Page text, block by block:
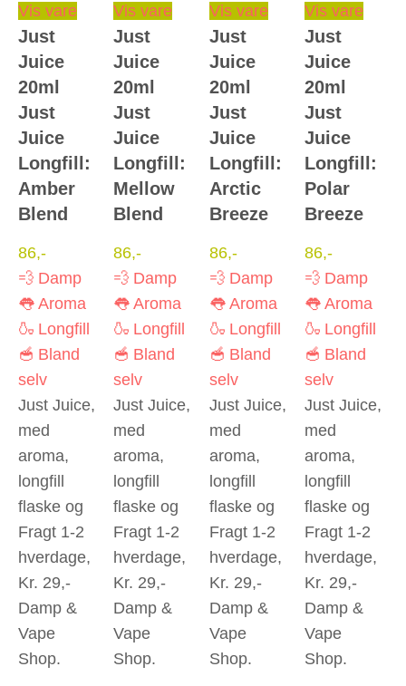
Vis vare
Just
Juice
20ml
Just
Juice
Longfill:
Amber
Blend
86,-
💨 Damp
👅 Aroma
🍶 Longfill
🥣 Bland
selv
Just Juice,
med
aroma,
longfill
flaske og
Fragt 1-2
hverdage,
Kr. 29,-
Damp &
Vape
Shop.
Vis vare
Just
Juice
20ml
Just
Juice
Longfill:
Mellow
Blend
86,-
💨 Damp
👅 Aroma
🍶 Longfill
🥣 Bland
selv
Just Juice,
med
aroma,
longfill
flaske og
Fragt 1-2
hverdage,
Kr. 29,-
Damp &
Vape
Shop.
Vis vare
Just
Juice
20ml
Just
Juice
Longfill:
Arctic
Breeze
86,-
💨 Damp
👅 Aroma
🍶 Longfill
🥣 Bland
selv
Just Juice,
med
aroma,
longfill
flaske og
Fragt 1-2
hverdage,
Kr. 29,-
Damp &
Vape
Shop.
Vis vare
Just
Juice
20ml
Just
Juice
Longfill:
Polar
Breeze
86,-
💨 Damp
👅 Aroma
🍶 Longfill
🥣 Bland
selv
Just Juice,
med
aroma,
longfill
flaske og
Fragt 1-2
hverdage,
Kr. 29,-
Damp &
Vape
Shop.